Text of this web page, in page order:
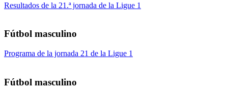
Resultados de la 21.ª jornada de la Ligue 1
Fútbol masculino
Programa de la jornada 21 de la Ligue 1
Fútbol masculino